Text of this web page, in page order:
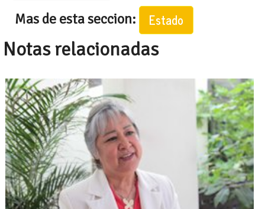
Mas de esta seccion: Estado
Notas relacionadas